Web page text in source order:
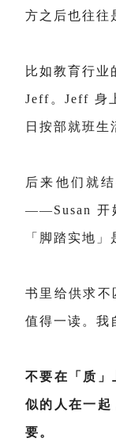
方之后也往往
比如教育行业
Jeff。Jeff 身
日按部就班生
后来他们就
——Susan 开
「脚踏实地
书里给供求不
值得一读。
不要在「质」
似的人在一起
要。